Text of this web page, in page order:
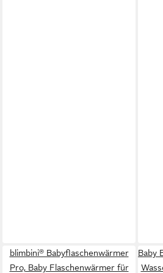
blimbini® Babyflaschenwärmer
Pro, Baby Flaschenwärmer für
Baby